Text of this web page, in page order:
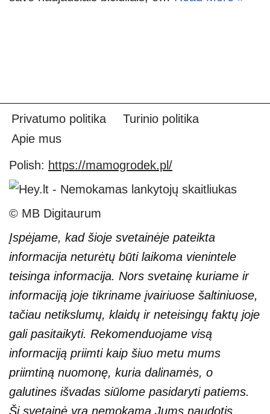
Privatumo politika
Turinio politika
Apie mus
Polish: https://mamogrodek.pl/
© MB Digitaurum
Įspėjame, kad šioje svetainėje pateikta
informacija neturėtų būti laikoma vienintele
teisinga informacija. Nors svetainę kuriame ir
informaciją joje tikriname įvairiuose šaltiniuose,
tačiau netikslumų, klaidų ir neteisingų faktų joje
gali pasitaikyti. Rekomenduojame visą
informaciją priimti kaip šiuo metu mums
priimtiną nuomonę, kuria dalinamės, o
galutines išvadas siūlome pasidaryti patiems.
Ši svetainė yra nemokama Jums naudotis,